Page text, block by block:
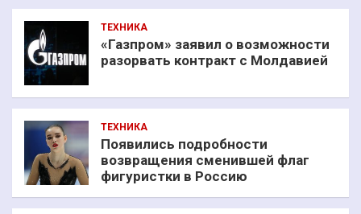
ТЕХНИКА
«Газпром» заявил о возможности
разорвать контракт с Молдавией
ТЕХНИКА
Появились подробности
возвращения сменившей флаг
фигуристки в Россию